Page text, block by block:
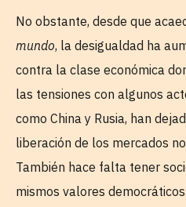
No obstante, desde que
mundo, la desigualdad ha
contra la clase económica
las tensiones con algunos
como China y Rusia, han
liberación de los mercados
También hace falta tener
mismos valores